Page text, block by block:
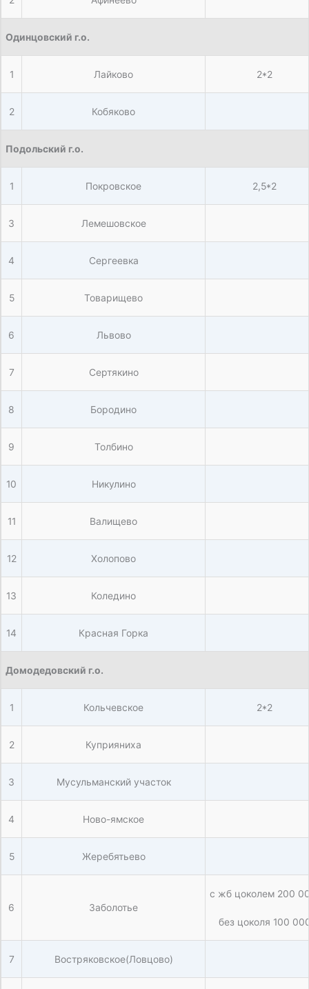
Одинцовский г.о.
1 Лайково 2*2
2 Кобяково
Подольский г.о.
1 Покровское 2,5*2
3 Лемешовское
4 Сергеевка
5 Товарищево
6 Львово
7 Сертякино
8 Бородино
9 Толбино
10 Никулино
11 Валищево
12 Холопово
13 Коледино
14 Красная Горка
Домодедовский г.о.
1 Кольчевское 2*2
2 Куприяниха
3 Мусульманский участок
4 Ново-ямское
5 Жеребятьево
6 Заболотье
с жб цоколем 200
без цоколя 100
7 Востряковское(Ловцово)